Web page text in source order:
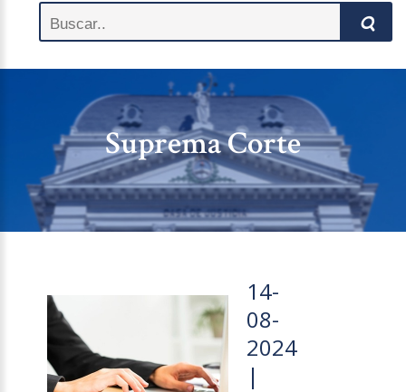
Suprema Corte
14-
08-
2024
|